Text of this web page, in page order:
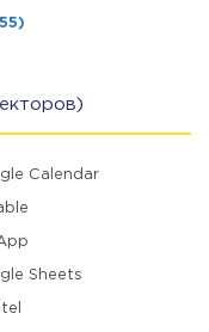
Calendar
Sheets